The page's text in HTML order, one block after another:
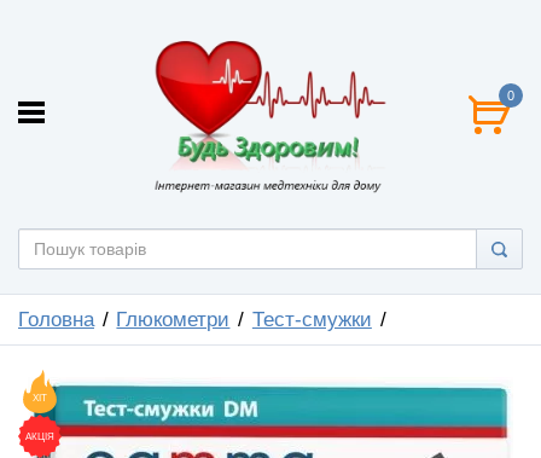
0
Головна Глюкометри Тест-смужки
ХІТ
АКЦІЯ